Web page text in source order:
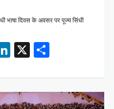
भाषा दिवस के अवसर पर पूज्य सिंधी
LinkedIn
X